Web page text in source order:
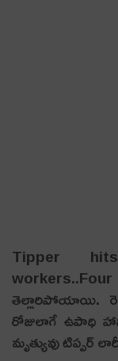
Tipper
తెల్లారిపోయాయి.
రోజులాగే ఉపాధి
మృత్యువు టిప్పర్